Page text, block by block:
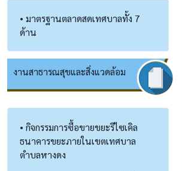
• มาตรฐานตลาดสดเทศบาลทั้ง 7
ด้าน
งานสาธารณสุข​และสิ่งแวดล้อม
• กิจกรรมการซื้อขายขยะรีไซเคิล
ธนาคารขยะภายในเขตเทศบาล
ตำบลหางดง